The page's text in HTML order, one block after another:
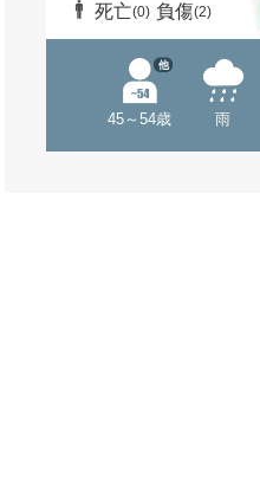
死亡(0) 負傷(2)
45～54歳
他
雨